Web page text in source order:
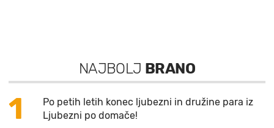
NAJBOLJ BRANO
1
Po petih letih konec ljubezni in družine para iz
Ljubezni po domače!